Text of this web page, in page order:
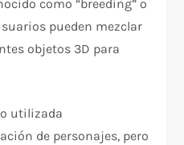
como “breeding” o
pueden mezclar
objetos 3D para
utilizada
de personajes, pero